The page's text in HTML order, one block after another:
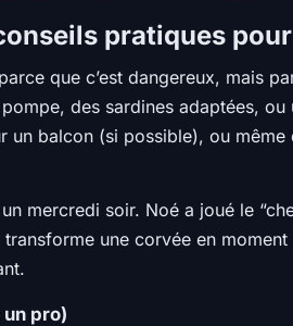
pratiques
que c’est dangereux, mais
des sardines adaptées,
un balcon (si possible), ou
mercredi soir. Noé a joué le
transforme une corvée en
pro)